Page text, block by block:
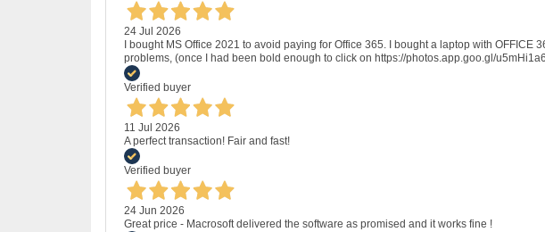
24 Jul 2026
I bought MS Office 2021 to avoid paying for Office 365. I bought a laptop with
problems, (once I had been bold enough to click on https://photos.app.goo.gl/
Verified buyer
11 Jul 2026
A perfect transaction! Fair and fast!
Verified buyer
24 Jun 2026
Great price - Macrosoft delivered the software as promised and it works fine !